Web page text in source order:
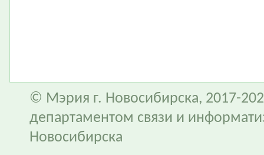
© Мэрия г. Новосибирска, 2017-
департаментом связи и
Новосибирска